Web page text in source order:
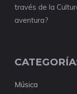
través de la
aventura?
Música